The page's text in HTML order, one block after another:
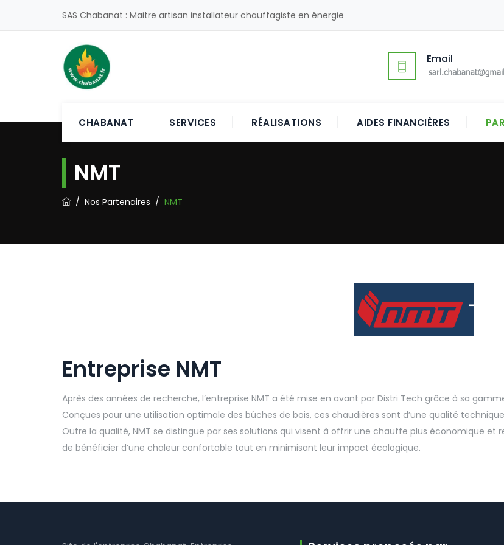
SAS Chabanat : Maitre artisan installateur chauffagiste en énergie
Email
CHABANAT SERVICES RÉALISATIONS AIDES FINANCIÈRES
NMT
/ Nos Partenaires / NMT
Entreprise NMT
Après des années de recherche, l’entreprise NMT a été mise en avant par Distri Tech grâce à sa
Conçues pour une utilisation optimale des bûches de bois, ces chaudières sont d’une qualité
Outre la qualité, NMT se distingue par ses solutions qui visent à offrir une chauffe plus économique
de bénéficier d’une chaleur confortable tout en minimisant leur impact écologique.